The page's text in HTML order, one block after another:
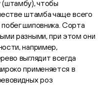
чтобы
штамба чаще всего
шиповника. Сорта
разными, при этом они
например,
выглядит всегда
применяется в
роз